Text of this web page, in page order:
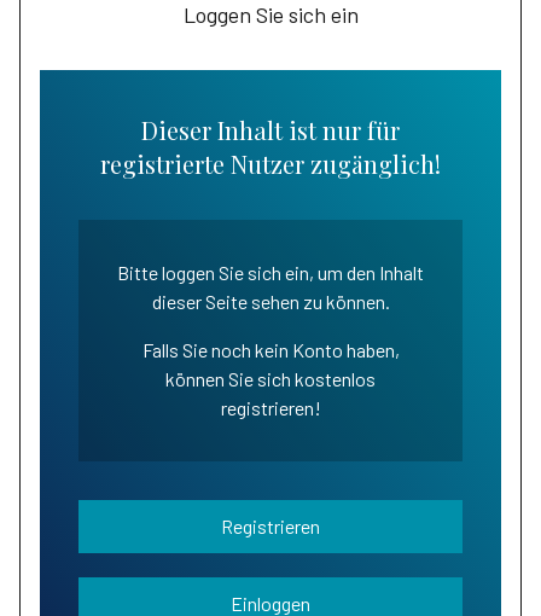
Loggen Sie sich ein
Dieser Inhalt ist nur für
registrierte Nutzer zugänglich!
Bitte loggen Sie sich ein, um den Inhalt
dieser Seite sehen zu können.
Falls Sie noch kein Konto haben,
können Sie sich kostenlos
registrieren!
Registrieren
Einloggen